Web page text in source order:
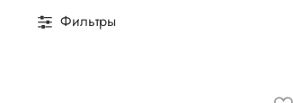
Фильтры